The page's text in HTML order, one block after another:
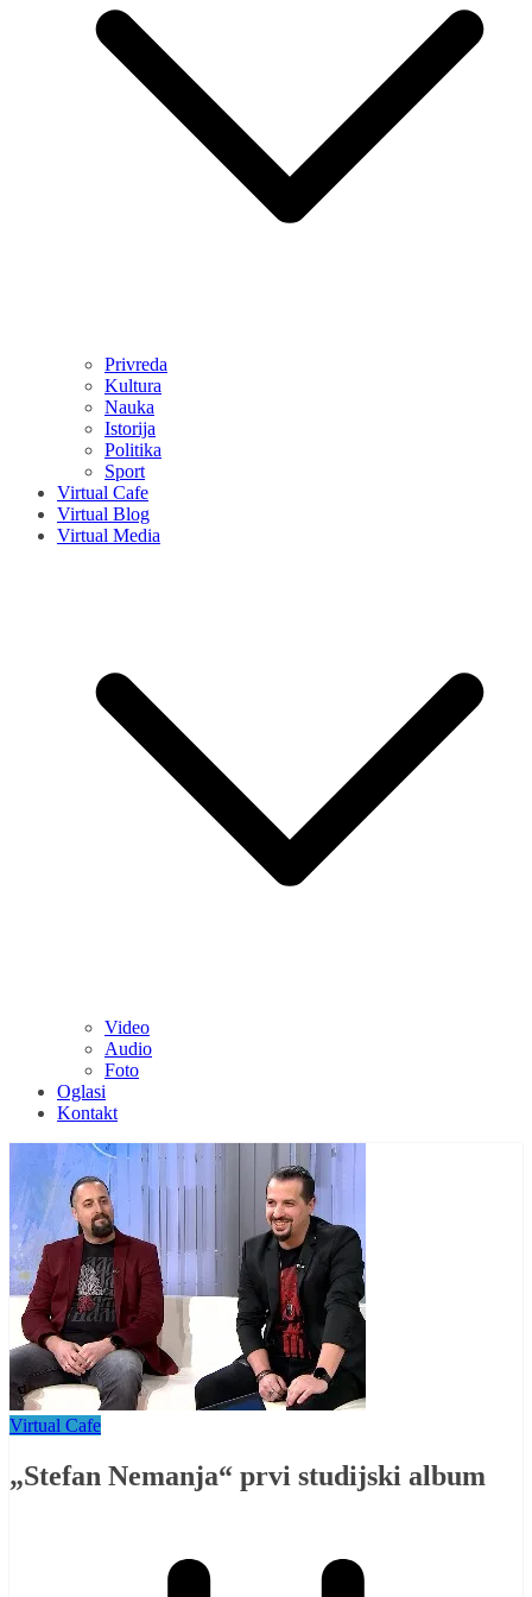
Privreda
Kultura
Nauka
Istorija
Politika
Sport
Virtual Cafe
Virtual Blog
Virtual Media
Video
Audio
Foto
Oglasi
Kontakt
Virtual Cafe
„Stefan Nemanja“ prvi studijski album